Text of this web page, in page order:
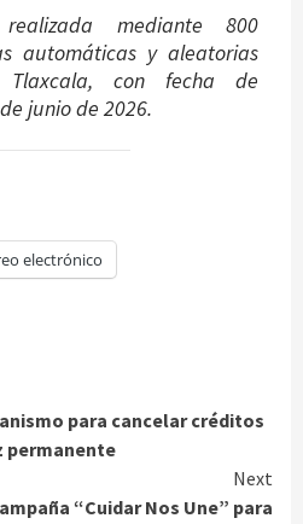
mediante 800
automáticas y aleatorias
con fecha de
junio de 2026.
electrónico
para cancelar créditos
permanente
Next
“Cuidar Nos Une” para